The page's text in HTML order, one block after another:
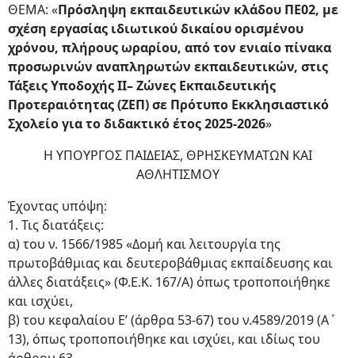
ΘΕΜΑ: «Πρόσληψη εκπαιδευτικών κλάδου ΠΕ02, με
σχέση εργασίας ιδιωτικού δικαίου ορισμένου
χρόνου, πλήρους ωραρίου, από τον ενιαίο πίνακα
προσωρινών αναπληρωτών εκπαιδευτικών, στις
Τάξεις Υποδοχής ΙΙ– Ζώνες Εκπαιδευτικής
Προτεραιότητας (ΖΕΠ) σε Πρότυπο Εκκλησιαστικό
Σχολείο για το διδακτικό έτος 2025-2026»
Η ΥΠΟΥΡΓΟΣ ΠΑΙΔΕΙΑΣ, ΘΡΗΣΚΕΥΜΑΤΩΝ ΚΑΙ
ΑΘΛΗΤΙΣΜΟΥ
Έχοντας υπόψη:
1. Τις διατάξεις:
α) του ν. 1566/1985 «Δομή και λειτουργία της
πρωτοβάθμιας και δευτεροβάθμιας εκπαίδευσης και
άλλες διατάξεις» (Φ.Ε.Κ. 167/Α) όπως τροποποιήθηκε
και ισχύει,
β) του κεφαλαίου Ε’ (άρθρα 53-67) του ν.4589/2019 (Α΄
13), όπως τροποποιήθηκε και ισχύει, και ιδίως του